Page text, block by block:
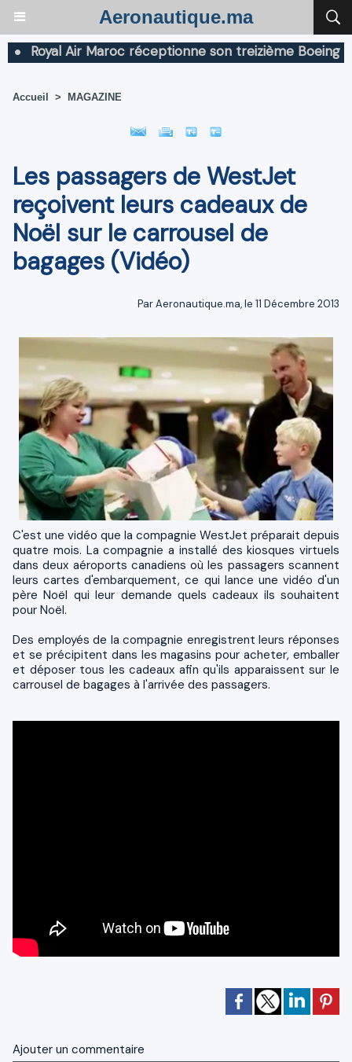
Aeronautique.ma
Air Maroc réceptionne son treizième Boeing 787
Accueil > MAGAZINE
Les passagers de WestJet
reçoivent leurs cadeaux de
Noël sur le carrousel de
bagages (Vidéo)
Par Aeronautique.ma, le 11 Décembre 2013
C'est une vidéo que la compagnie WestJet préparait depuis
quatre mois. La compagnie a installé des kiosques virtuels
dans deux aéroports canadiens où les passagers scannent
leurs cartes d'embarquement, ce qui lance une vidéo d'un
père Noël qui leur demande quels cadeaux ils souhaitent
pour Noël.
Des employés de la compagnie enregistrent leurs réponses
et se précipitent dans les magasins pour acheter, emballer
et déposer tous les cadeaux afin qu'ils apparaissent sur le
carrousel de bagages à l'arrivée des passagers.
Ajouter un commentaire